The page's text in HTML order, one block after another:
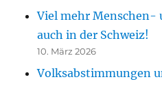
Viel mehr Menschen-
auch in der Schweiz!
10. März 2026
Volksabstimmungen